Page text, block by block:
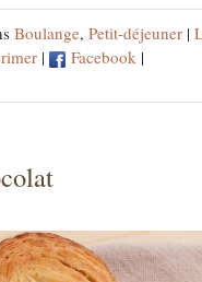
Boulange, Petit-déjeuner |
| Facebook |